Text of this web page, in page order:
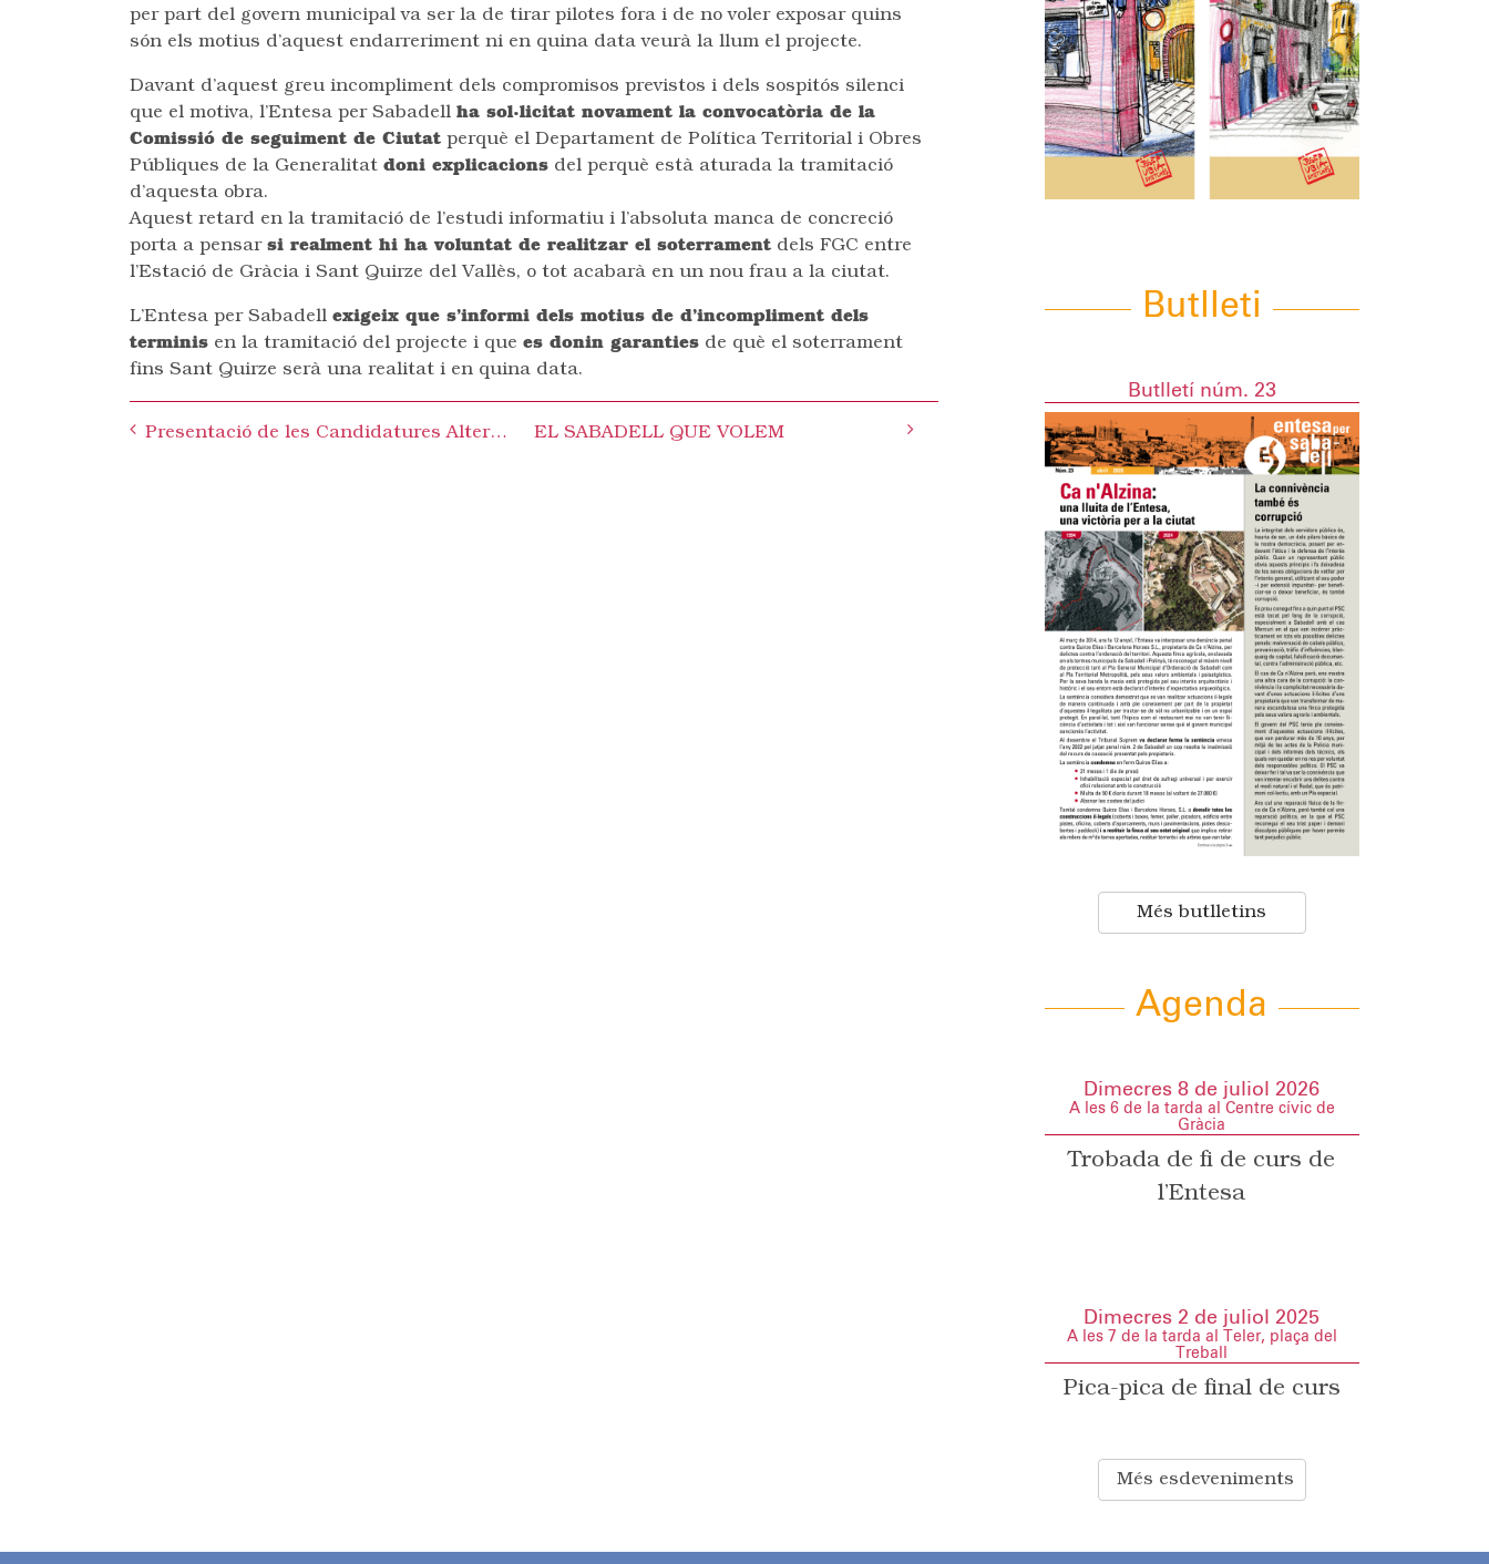
per part del govern municipal va ser la de tirar pilotes fora i de no voler exposar quins
són els motius d’aquest endarreriment ni en quina data veurà la llum el projecte.
Davant d’aquest greu incompliment dels compromisos previstos i dels sospitós silenci
que el motiva, l’Entesa per Sabadell ha sol·licitat novament la convocatòria de la
Comissió de seguiment de Ciutat perquè el Departament de Política Territorial i Obres
Públiques de la Generalitat doni explicacions del perquè està aturada la tramitació
d’aquesta obra.
Aquest retard en la tramitació de l’estudi informatiu i l’absoluta manca de concreció
porta a pensar si realment hi ha voluntat de realitzar el soterrament dels FGC entre
l’Estació de Gràcia i Sant Quirze del Vallès, o tot acabarà en un nou frau a la ciutat.
L’Entesa per Sabadell exigeix que s’informi dels motius de d’incompliment dels
terminis en la tramitació del projecte i que es donin garanties de què el soterrament
fins Sant Quirze serà una realitat i en quina data.
navigation
Presentació de les Candidatures Alternatives del Vallès – CAV EL SABADELL QUE VOLEM
Butlleti
Butlletí núm. 23
Més butlletins
Agenda
Dimecres 8 de juliol 2026
A les 6 de la tarda al Centre cívic de
Gràcia
Trobada de fi de curs de
l’Entesa
Dimecres 2 de juliol 2025
A les 7 de la tarda al Teler, plaça del
Treball
Pica-pica de final de curs
Més esdeveniments